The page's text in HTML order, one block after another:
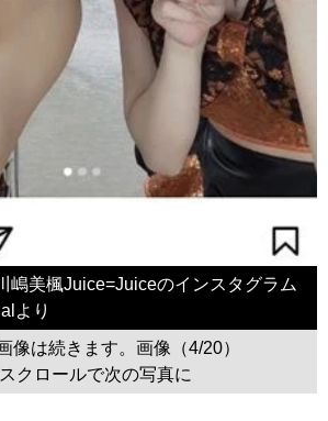
嶋美楓Juice=Juiceのインスタグラム
より
像は続きます。画像（4/20）
クロールで次の写真に